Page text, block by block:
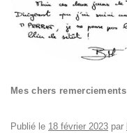
Mes chers remerciements
Publié le 18 février 2023 par